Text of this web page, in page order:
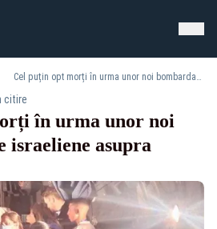
Cel puțin opt morți în urma unor noi bombardamente israeliene asupra orașului Gaza
citire
în urma unor noi
israeliene asupra